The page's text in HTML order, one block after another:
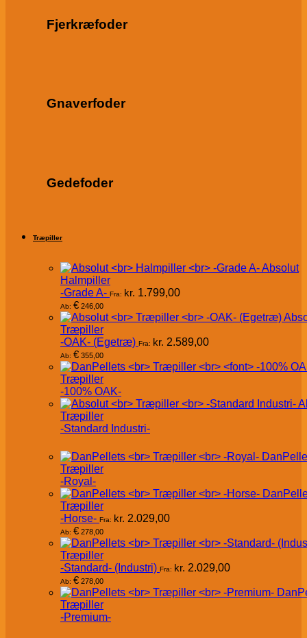
Fjerkræfoder
Gnaverfoder
Gedefoder
Træpiller
Absolut
Halmpiller
-Grade A- Fra: kr. 1.799,00
Ab: € 246,00
Træpiller
-OAK- (Egetræ) Fra: kr. 2.589,00
Ab: € 355,00
Træpiller
-100% OAK-
Træpiller
-Standard Industri-
Træpiller
-Royal-
Træpiller
-Horse- Fra: kr. 2.029,00
Ab: € 278,00
Træpiller
-Standard- (Industri) Fra: kr. 2.029,00
Ab: € 278,00
Træpiller
-Premium-